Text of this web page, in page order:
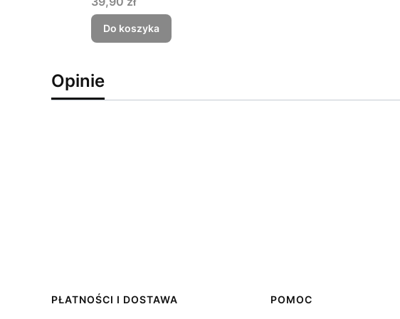
Do koszyka
Opinie
Linki w stopce
PŁATNOŚCI I DOSTAWA
POMOC